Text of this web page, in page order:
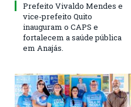
Prefeito Vivaldo Mendes e
vice-prefeito Quito
inauguram o CAPS e
fortalecem a saúde pública
em Anajás.